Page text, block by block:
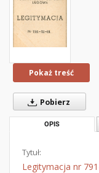
Pokaż treść
Pobierz
OPIS
Tytuł:
Legitymacja nr